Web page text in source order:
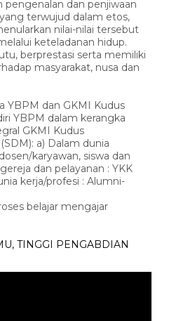
pengenalan dan penjiwaan
terwujud dalam etos,
nilai-nilai tersebut
keteladanan hidup.
berprestasi serta memiliki
masyarakat, nusa dan
YBPM dan GKMI Kudus
YBPM dalam kerangka
GKMI Kudus
a) Dalam dunia
karyawan, siswa dan
dan pelayanan : YKK
kerja/profesi : Alumni-
belajar mengajar
TINGGI PENGABDIAN